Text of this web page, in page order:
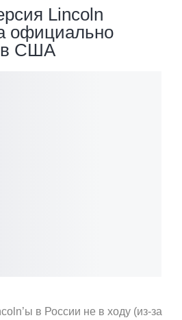
Lincoln
официально
в США
в России не в ходу (из-за